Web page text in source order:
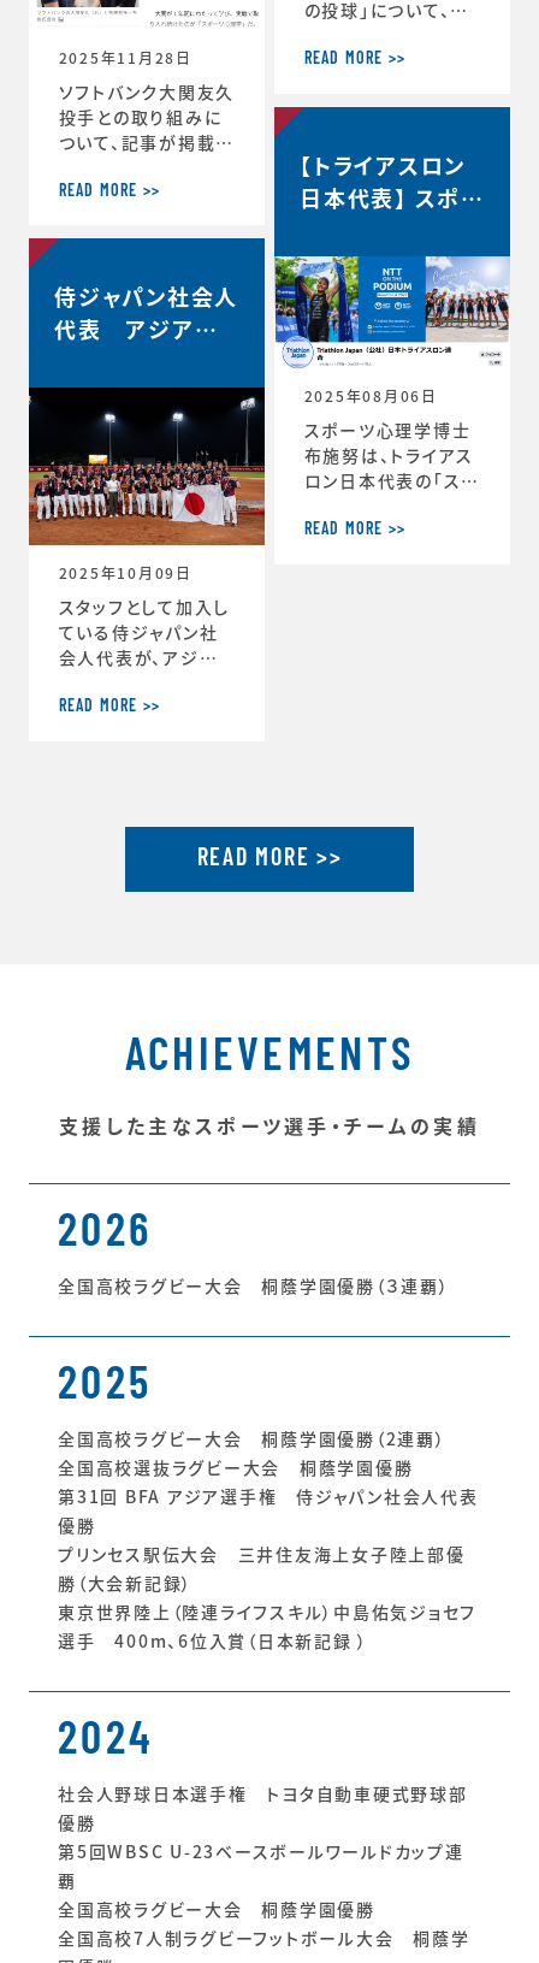
自分の最高を引き出
ツ心理学博士が語る
結果を出し続ける人
の
2025年11月28日
ソフトバンク大関友久
投手との取り組みに
ついて、記事が掲載さ
理学で結果 大関投
＜朝日新聞デジタル
ahi.com/articles/
DA3S16351620.ht
ml
READ MORE >>
の投球」について、イ
ます。速球140km／
フトバンク大関友久
エンスです」https://
topics.smt.doco
mo.ne.jp/article/
day-445985
READ MORE >>
侍ジャパン社会人
代表 アジア選
2025年10月09日
スタッフとして加入し
ている侍ジャパン社
会人代表が、アジア
ました。アジア選手権
l.jp/jp/news/pres
s/20250930_1.ht
READ MORE >>
【トライアスロン
日本代表】 スポー
ト/ハイパフォーマ
ンスコーチ 就任
2025年08月06日
スポーツ心理学博士
布施努は、トライアス
ロン日本代表の「スポ
ハイパフォーマンスコ
READ MORE >>
READ MORE >>
ACHIEVEMENTS
支援した主なスポーツ選手・チームの実績
2026
全国高校ラグビー大会 桐蔭学園優勝（３連覇）
2025
全国高校ラグビー大会 桐蔭学園優勝（2連覇）
全国高校選抜ラグビー大会 桐蔭学園優勝
第31回 BFA アジア選手権 侍ジャパン社会人代表
優勝
プリンセス駅伝大会 三井住友海上女子陸上部優
勝（大会新記録）
東京世界陸上（陸連ライフスキル）中島佑気ジョセフ
選手 400m、6位入賞（日本新記録 ）
2024
社会人野球日本選手権 トヨタ自動車硬式野球部
優勝
第5回WBSC U-23ベースボールワールドカップ連
覇
全国高校ラグビー大会 桐蔭学園優勝
全国高校7人制ラグビーフットボール大会 桐蔭学